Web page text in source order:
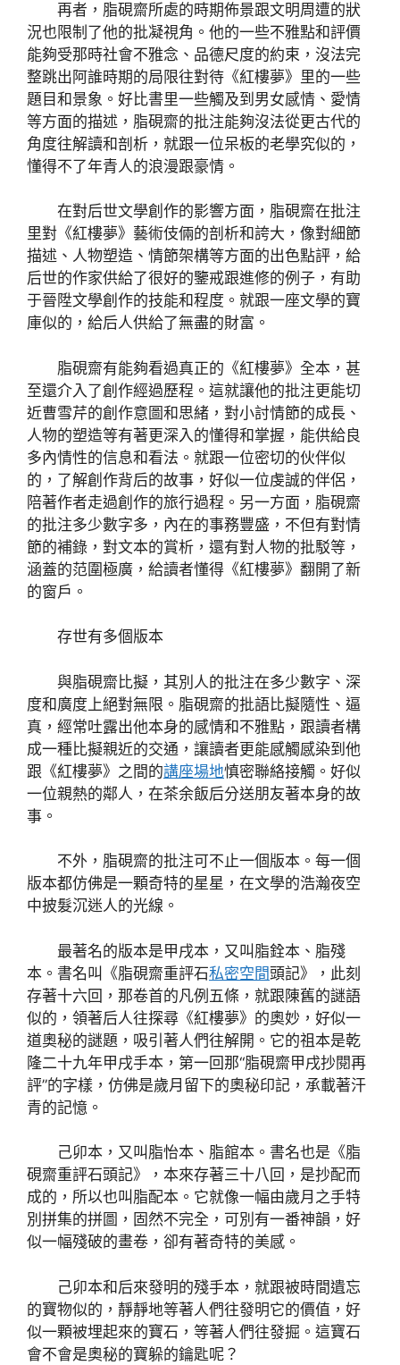
再者，脂硯齋所處的時期佈景跟文明周遭的狀
況也限制了他的批凝視角。他的一些不雅點和評價
能夠受那時社會不雅念、品德尺度的約束，沒法完
整跳出阿誰時期的局限往對待《紅樓夢》里的一些
題目和景象。好比書里一些觸及到男女感情、愛情
等方面的描述，脂硯齋的批注能夠沒法從更古代的
角度往解讀和剖析，就跟一位呆板的老學究似的，
懂得不了年青人的浪漫跟豪情。
在對后世文學創作的影響方面，脂硯齋在批注
里對《紅樓夢》藝術伎倆的剖析和誇大，像對細節
描述、人物塑造、情節架構等方面的出色點評，給
后世的作家供給了很好的鑒戒跟進修的例子，有助
于晉陞文學創作的技能和程度。就跟一座文學的寶
庫似的，給后人供給了無盡的財富。
脂硯齋有能夠看過真正的《紅樓夢》全本，甚
至還介入了創作經過歷程。這就讓他的批注更能切
近曹雪芹的創作意圖和思緒，對小討情節的成長、
人物的塑造等有著更深入的懂得和掌握，能供給良
多內情性的信息和看法。就跟一位密切的伙伴似
的，了解創作背后的故事，好似一位虔誠的伴侶，
陪著作者走過創作的旅行過程。另一方面，脂硯齋
的批注多少數字多，內在的事務豐盛，不但有對情
節的補錄，對文本的賞析，還有對人物的批駁等，
涵蓋的范圍極廣，給讀者懂得《紅樓夢》翻開了新
的窗戶。
存世有多個版本
與脂硯齋比擬，其別人的批注在多少數字、深
度和廣度上絕對無限。脂硯齋的批語比擬隨性、逼
真，經常吐露出他本身的感情和不雅點，跟讀者構
成一種比擬親近的交通，讓讀者更能感觸感染到他
跟《紅樓夢》之間的講座場地慎密聯絡接觸。好似
一位親熱的鄰人，在茶余飯后分送朋友著本身的故
事。
不外，脂硯齋的批注可不止一個版本。每一個
版本都仿佛是一顆奇特的星星，在文學的浩瀚夜空
中披髮沉迷人的光線。
最著名的版本是甲戌本，又叫脂銓本、脂殘
本。書名叫《脂硯齋重評石私密空間頭記》，此刻
存著十六回，那卷首的凡例五條，就跟陳舊的謎語
似的，領著后人往探尋《紅樓夢》的奧妙，好似一
道奧秘的謎題，吸引著人們往解開。它的祖本是乾
隆二十九年甲戌手本，第一回那“脂硯齋甲戌抄閱再
評”的字樣，仿佛是歲月留下的奧秘印記，承載著汗
青的記憶。
己卯本，又叫脂怡本、脂館本。書名也是《脂
硯齋重評石頭記》，本來存著三十八回，是抄配而
成的，所以也叫脂配本。它就像一幅由歲月之手特
別拼集的拼圖，固然不完全，可別有一番神韻，好
似一幅殘破的畫卷，卻有著奇特的美感。
己卯本和后來發明的殘手本，就跟被時間遺忘
的寶物似的，靜靜地等著人們往發明它的價值，好
似一顆被埋起來的寶石，等著人們往發掘。這寶石
會不會是奧秘的寶躲的鑰匙呢？